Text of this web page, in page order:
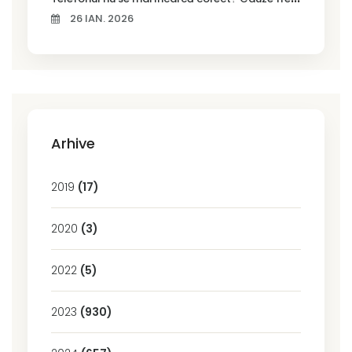
26 IAN. 2026
Arhive
2019 (17)
2020 (3)
2022 (5)
2023 (930)